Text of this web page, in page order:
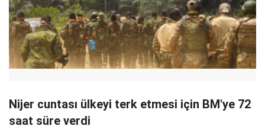
Nijer cuntası ülkeyi terk etmesi için BM'ye 72
saat süre verdi